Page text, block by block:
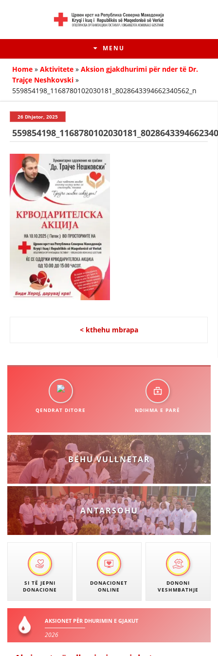
MENU
HISTORIA E LËVIZJES
STRUKTURA E ORGANIZATËS
KONTAKT INFORMACIONE
LIGJI I KRYQIT TË KUQ
STATUTI I KRYQIT TË KUQ
NIVELI I STRUKTURËS ORGANIZATIVE
DISEMINIMI
DREJTA NDERKOMBETARE HUMANITARE
PROMOVIMI I VLERAVE HUMANE
PËRDORIMIN DHE MBROJTJEN E STEMËS
SOCIALO-HUMANITARE
SI TË JEPNI DONACIONE
EKIPE PËRGJIGJE DISASTER
STACIONIN E UJIT SHPËTIMIT – VODNO
Home » Aktivitete » Aksion gjakdhurimi për nder të Dr.
Trajçe Neshkovski »
559854198_1168780102030181_8028643394662340562_n
26 Dhjetor, 2025
< kthehu mbrapa
QENDRAT DITORE NDIHMA E PARË
BËHU VULLNETAR
ANTARSOHU
SI TË JEPNI
DONACIONE
DONACIONET
ONLINE
DONONI
VESHMBATHJE
AKSIONET PËR DHURIMIN E GJAKUT
2026